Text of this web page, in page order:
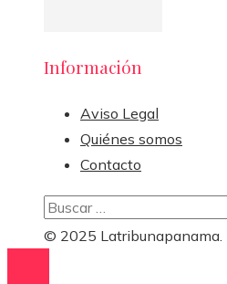
Información
Aviso Legal
Quiénes somos
Contacto
Buscar:
© 2025 Latribunapanama.